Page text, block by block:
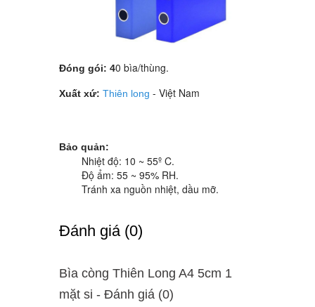
Đóng gói: 40 bìa/thùng.
Xuất xứ: Thiên long - Việt Nam
Bảo quản:
Nhiệt độ: 10 ~ 55º C.
Độ ẩm: 55 ~ 95% RH.
Tránh xa nguồn nhiệt, dầu mỡ.
Ðánh giá (0)
Bìa còng Thiên Long A4 5cm 1
mặt si - Ðánh giá (0)